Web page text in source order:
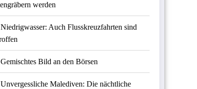
werden
Niedrigwasser: Auch Flusskreuzfahrten sind
Gemischtes Bild an den Börsen
Unvergessliche Malediven: Die nächtliche